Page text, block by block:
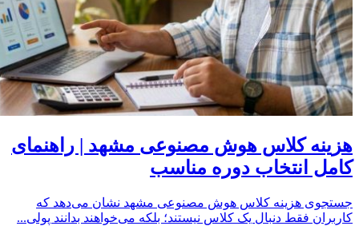
هزینه کلاس هوش مصنوعی مشهد | راهنمای
کامل انتخاب دوره مناسب
جستجوی هزینه کلاس هوش مصنوعی مشهد نشان می‌دهد که
کاربران فقط دنبال یک کلاس نیستند؛ بلکه می‌خواهند بدانند پولی...